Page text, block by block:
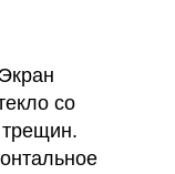
со